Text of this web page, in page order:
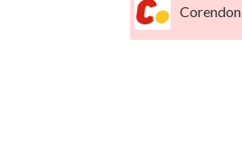
Corendon